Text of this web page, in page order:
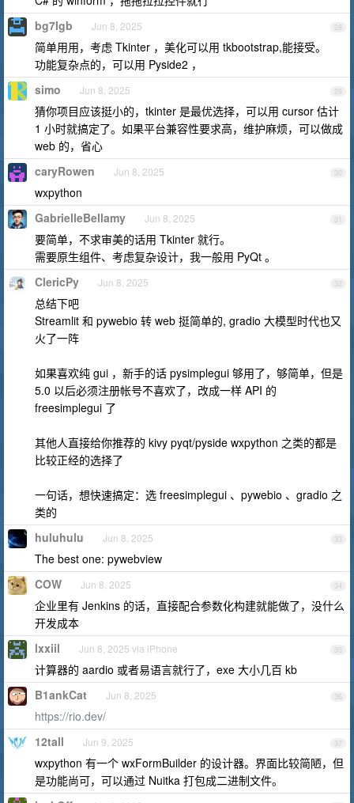
28
bg7lgb Jun 8, 2025
简单用用，考虑 Tkinter ，美化可以用 tkbootstrap,能接受。
功能复杂点的，可以用 Pyside2 ，
29
simo Jun 8, 2025
猜你项目应该挺小的，tkinter 是最优选择，可以用 cursor 估计
1 小时就搞定了。如果平台兼容性要求高，维护麻烦，可以做成
web 的，省心
30
caryRowen Jun 8, 2025
wxpython
31
GabrielleBellamy Jun 8, 2025
要简单，不求审美的话用 Tkinter 就行。
需要原生组件、考虑复杂设计，我一般用 PyQt 。
32
ClericPy Jun 8, 2025
总结下吧
Streamlit 和 pywebio 转 web 挺简单的, gradio 大模型时代也又
火了一阵
如果喜欢纯 gui ，新手的话 pysimplegui 够用了，够简单，但是
5.0 以后必须注册帐号不喜欢了，改成一样 API 的
freesimplegui 了
其他人直接给你推荐的 kivy pyqt/pyside wxpython 之类的都是
比较正经的选择了
一句话，想快速搞定：选 freesimplegui 、pywebio 、gradio 之
类的
33
huluhulu Jun 8, 2025
The best one: pywebview
34
COW Jun 8, 2025
企业里有 Jenkins 的话，直接配合参数化构建就能做了，没什么
开发成本
35
lxxiil Jun 8, 2025 via iPhone
计算器的 aardio 或者易语言就行了，exe 大小几百 kb
36
B1ankCat Jun 8, 2025
https://rio.dev/
37
12tall Jun 9, 2025
wxpython 有一个 wxFormBuilder 的设计器。界面比较简陋，但
是功能尚可，可以通过 Nuitka 打包成二进制文件。